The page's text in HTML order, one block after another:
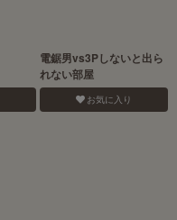
電鋸男vs3Pしないと出ら
れない部屋
お気に入り